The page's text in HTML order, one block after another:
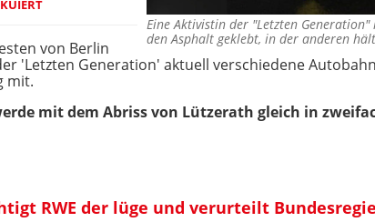
Eine Aktivistin der "Letzten
den Asphalt geklebt, in der anderen
von Berlin
'Letzten Generation' aktuell verschiedene
mit.
mit dem Abriss von Lützerath gleich in
RWE der lüge und verurteilt